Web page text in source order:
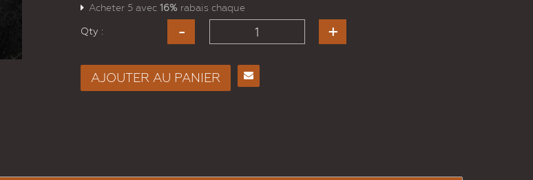
Acheter 5 avec 16% rabais chaque
Qty :
AJOUTER AU PANIER